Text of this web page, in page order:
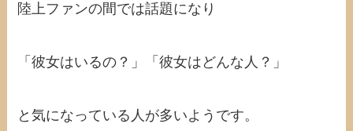
陸上ファンの間では話題になり
「彼女はいるの？」「彼女はどんな人？」
と気になっている人が多いようです。